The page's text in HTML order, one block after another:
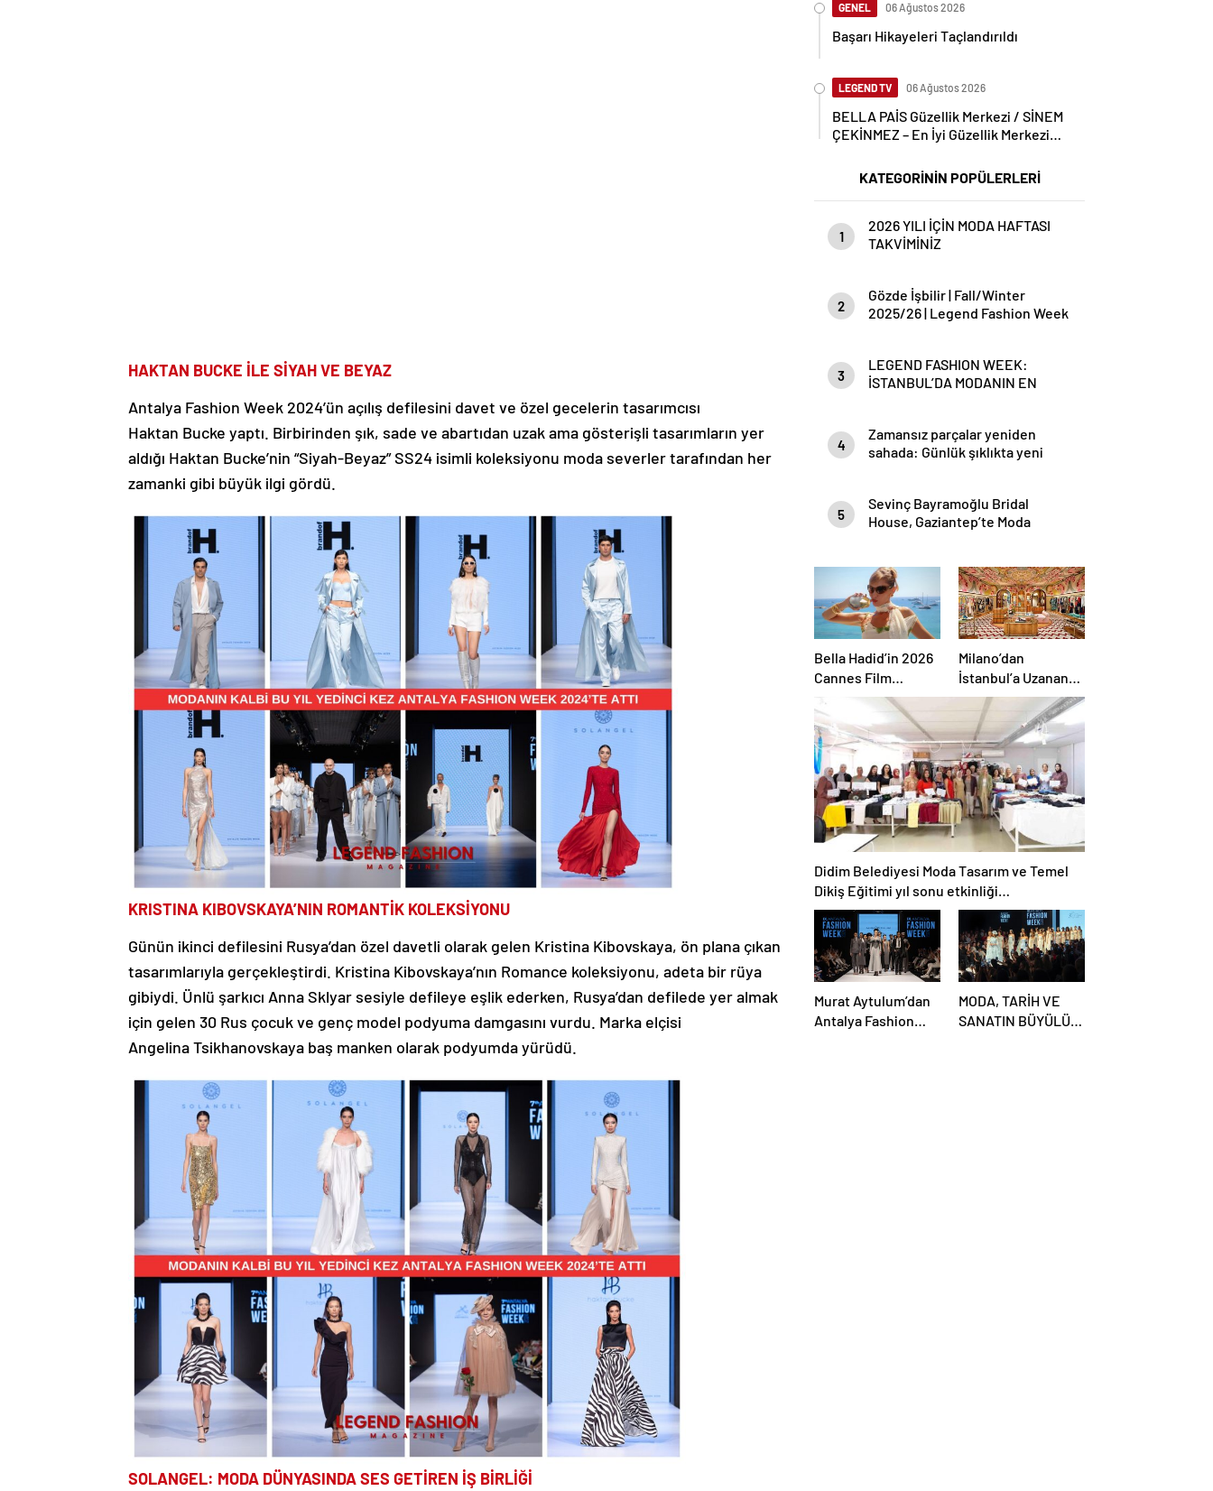
HAKTAN BUCKE İLE SİYAH VE BEYAZ
Antalya Fashion Week 2024’ün açılış defilesini davet ve özel gecelerin tasarımcısı
Haktan Bucke yaptı. Birbirinden şık, sade ve abartıdan uzak ama gösterişli tasarımların yer
aldığı Haktan Bucke’nin “Siyah-Beyaz” SS24 isimli koleksiyonu moda severler tarafından her
zamanki gibi büyük ilgi gördü.
KRISTINA KIBOVSKAYA’NIN ROMANTİK KOLEKSİYONU
Günün ikinci defilesini Rusya’dan özel davetli olarak gelen Kristina Kibovskaya, ön plana çıkan
tasarımlarıyla gerçekleştirdi. Kristina Kibovskaya’nın Romance koleksiyonu, adeta bir rüya
gibiydi. Ünlü şarkıcı Anna Sklyar sesiyle defileye eşlik ederken, Rusya’dan defilede yer almak
için gelen 30 Rus çocuk ve genç model podyuma damgasını vurdu. Marka elçisi
Angelina Tsikhanovskaya baş manken olarak podyumda yürüdü.
SOLANGEL: MODA DÜNYASINDA SES GETİREN İŞ BİRLİĞİ
GENEL 06 Ağustos 2026
Başarı Hikayeleri Taçlandırıldı
LEGEND TV 06 Ağustos 2026
BELLA PAİS Güzellik Merkezi / SİNEM
ÇEKİNMEZ – En İyi Güzellik Merkezi
KATEGORİNİN POPÜLERLERİ
1
2026 YILI İÇİN MODA HAFTASI
TAKVİMİNİZ
2
Gözde İşbilir | Fall/Winter
2025/26 | Legend Fashion Week
3
LEGEND FASHION WEEK:
İSTANBUL’DA MODANIN EN
4
Zamansız parçalar yeniden
sahada: Günlük şıklıkta yeni
5
Sevinç Bayramoğlu Bridal
House, Gaziantep’te Moda
Bella Hadid’in 2026
Cannes Film
Festivali stil dosyası
Milano’dan
İstanbul’a Uzanan
Renkli Bir Adres
Didim Belediyesi Moda Tasarım ve Temel
Dikiş Eğitimi yıl sonu etkinliği
gerçekleştirildi
Murat Aytulum’dan
Antalya Fashion
MODA, TARİH VE
SANATIN BÜYÜLÜ